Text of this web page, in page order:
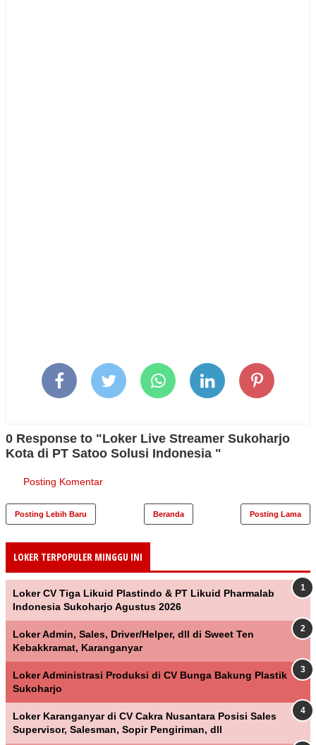
0 Response to "Loker Live Streamer Sukoharjo
Kota di PT Satoo Solusi Indonesia "
Posting Komentar
Posting Lebih Baru Posting Lama
Beranda
LOKER TERPOPULER MINGGU INI
Loker CV Tiga Likuid Plastindo & PT Likuid Pharmalab
Indonesia Sukoharjo Agustus 2026
Loker Admin, Sales, Driver/Helper, dll di Sweet Ten
Kebakkramat, Karanganyar
Loker Administrasi Produksi di CV Bunga Bakung Plastik
Sukoharjo
Loker Karanganyar di CV Cakra Nusantara Posisi Sales
Supervisor, Salesman, Sopir Pengiriman, dll